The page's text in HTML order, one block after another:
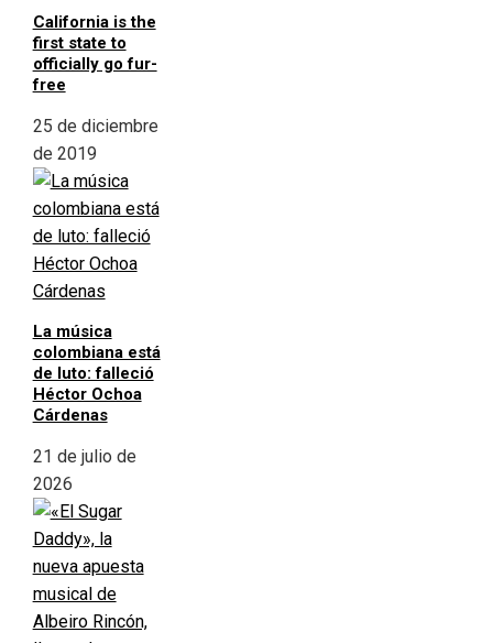
California is the
first state to
officially go fur-
free
25 de diciembre
de 2019
La música
colombiana está
de luto: falleció
Héctor Ochoa
Cárdenas
21 de julio de
2026